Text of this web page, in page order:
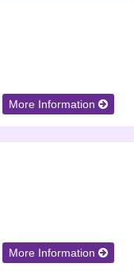
More Information
More Information